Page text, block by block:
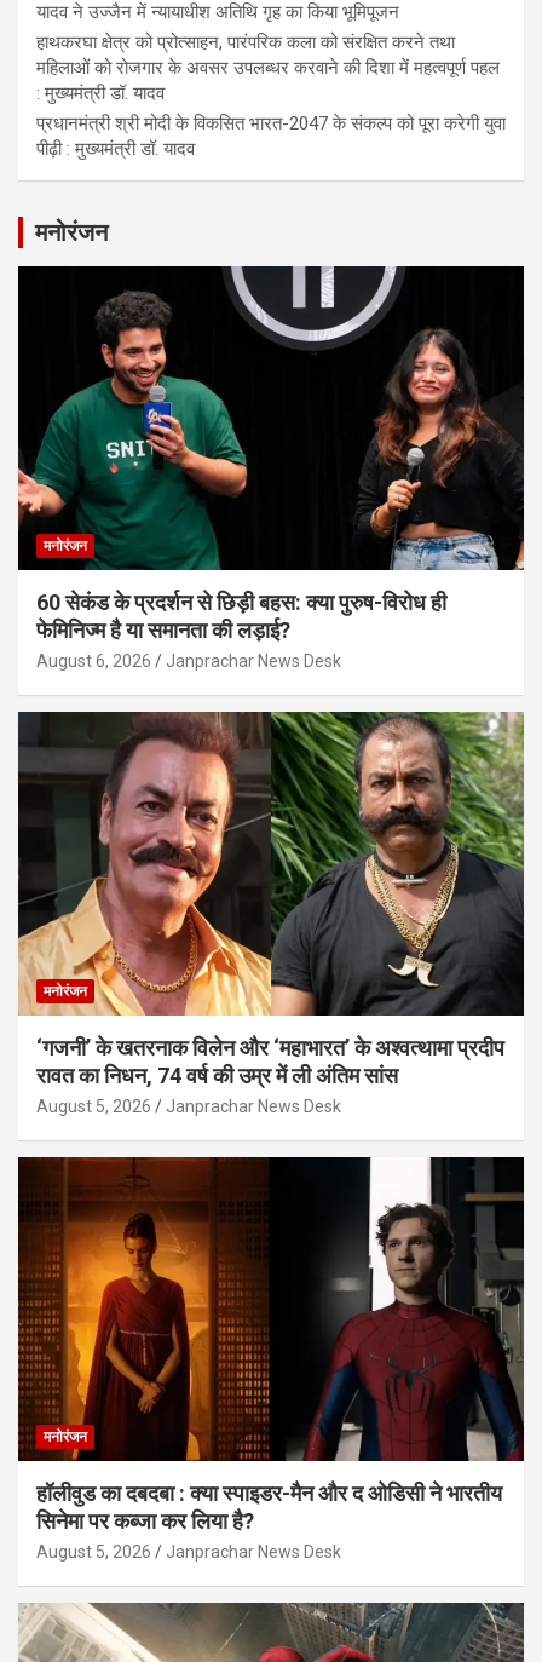
यादव ने उज्जैन में न्यायाधीश अतिथि गृह का किया भूमिपूजन
हाथकरघा क्षेत्र को प्रोत्साहन, पारंपरिक कला को संरक्षित करने तथा
महिलाओं को रोजगार के अवसर उपलब्धर करवाने की दिशा में महत्वपूर्ण पहल
: मुख्यमंत्री डॉ. यादव
प्रधानमंत्री श्री मोदी के विकसित भारत-2047 के संकल्प को पूरा करेगी युवा
पीढ़ी : मुख्यमंत्री डॉ. यादव
मनोरंजन
मनोरंजन
60 सेकंड के प्रदर्शन से छिड़ी बहस: क्या पुरुष-विरोध ही
फेमिनिज्म है या समानता की लड़ाई?
August 6, 2026 Janprachar News Desk
मनोरंजन
‘गजनी’ के खतरनाक विलेन और ‘महाभारत’ के अश्वत्थामा प्रदीप
रावत का निधन, 74 वर्ष की उम्र में ली अंतिम सांस
August 5, 2026 Janprachar News Desk
मनोरंजन
हॉलीवुड का दबदबा : क्या स्पाइडर-मैन और द ओडिसी ने भारतीय
सिनेमा पर कब्जा कर लिया है?
August 5, 2026 Janprachar News Desk